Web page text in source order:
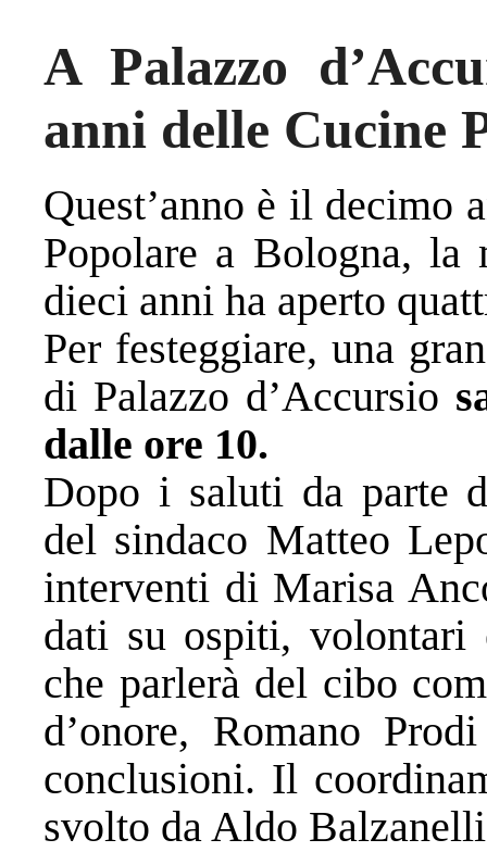
A Palazzo
anni delle Cucine
Quest’anno è il decimo
Popolare a Bologna, la
dieci anni ha aperto
Per festeggiare, una
di Palazzo d’Accursio
dalle ore 10.
Dopo i saluti da parte
del sindaco Matteo
interventi di Marisa
dati su ospiti, volontari
che parlerà del cibo
d’onore, Romano
conclusioni. Il
svolto da Aldo